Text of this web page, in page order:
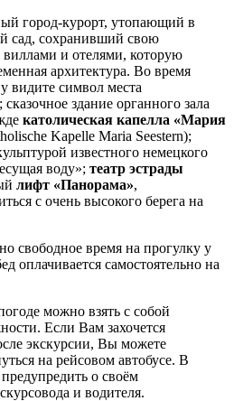
город-курорт, утопающий в
сад, сохранивший свою
виллами и отелями, которую
архитектура. Во время
видите символ места
; сказочное здание органного зала
католическая капелла «Мария
Kapelle Maria Seestern);
известного немецкого
воду»; театр эстрады
лифт «Панорама»,
с очень высокого берега на
свободное время на прогулку у
оплачивается самостоятельно на
можно взять с собой
Если Вам захочется
экскурсии, Вы можете
на рейсовом автобусе. В
о своём
и водителя.